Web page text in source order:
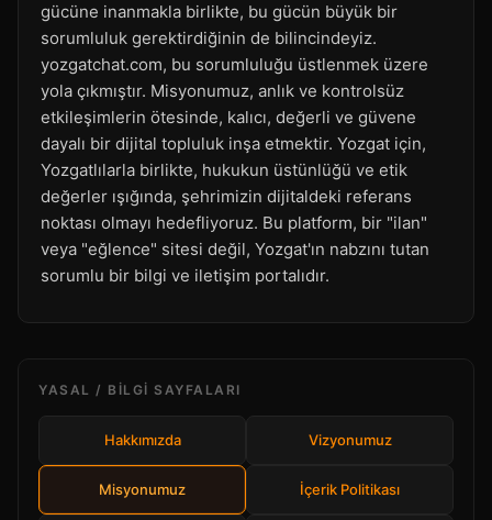
gücüne inanmakla birlikte, bu gücün büyük bir
sorumluluk gerektirdiğinin de bilincindeyiz.
yozgatchat.com, bu sorumluluğu üstlenmek üzere
yola çıkmıştır. Misyonumuz, anlık ve kontrolsüz
etkileşimlerin ötesinde, kalıcı, değerli ve güvene
dayalı bir dijital topluluk inşa etmektir. Yozgat için,
Yozgatlılarla birlikte, hukukun üstünlüğü ve etik
değerler ışığında, şehrimizin dijitaldeki referans
noktası olmayı hedefliyoruz. Bu platform, bir "ilan"
veya "eğlence" sitesi değil, Yozgat'ın nabzını tutan
sorumlu bir bilgi ve iletişim portalıdır.
YASAL / BILGI SAYFALARI
Hakkımızda Vizyonumuz
Misyonumuz İçerik Politikası